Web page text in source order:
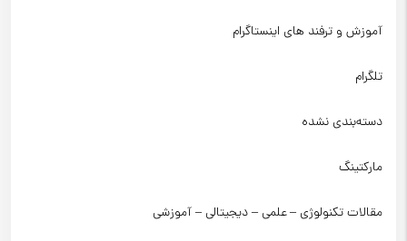
آموزش و ترفند های اینستاگرام
تلگرام
دسته‌بندی نشده
مارکتینگ
مقالات تکنولوژی – علمی – دیجیتالی – آموزشی